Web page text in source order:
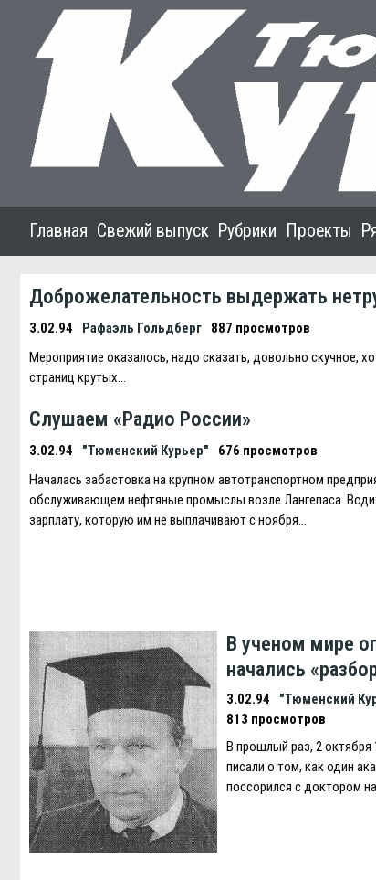
Главная Свежий выпуск Рубрики Проекты
Доброжелательность выдержать
3.02.94 Рафаэль Гольдберг
887 просмотров
Мероприятие оказалось, надо сказать, довольно скучное,
страниц крутых…
Слушаем «Радио России»
3.02.94 "Тюменский Курьер"
676 просмотров
Началась забастовка на крупном автотранспортном
обслуживающем нефтяные промыслы возле Лангепаса.
зарплату, которую им не выплачивают с ноября…
В ученом мире
начались
3.02.94
"Тюменский
813 просмотров
В прошлый раз, 2 октября
писали о том, как один
поссорился с доктором